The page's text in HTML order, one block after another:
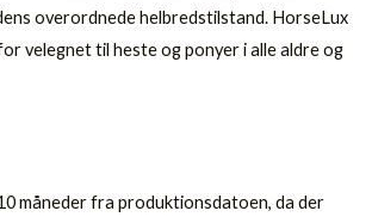
overordnede helbredstilstand. HorseLux
velegnet til heste og ponyer i alle aldre og
måneder fra produktionsdatoen, da der